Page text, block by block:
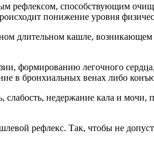
рефлексом, способствующим
понижение уровня
длительном кашле,
формированию легочного
в бронхиальных венах либо
недержание кала и мочи,
рефлекс. Так, чтобы не